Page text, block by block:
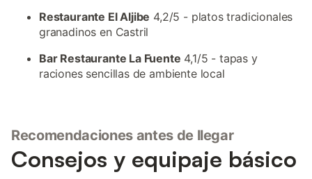
Restaurante El Aljibe 4,2/5 - platos tradicionales
granadinos en Castril
Bar Restaurante La Fuente 4,1/5 - tapas y
raciones sencillas de ambiente local
Recomendaciones antes de llegar
Consejos y equipaje básico